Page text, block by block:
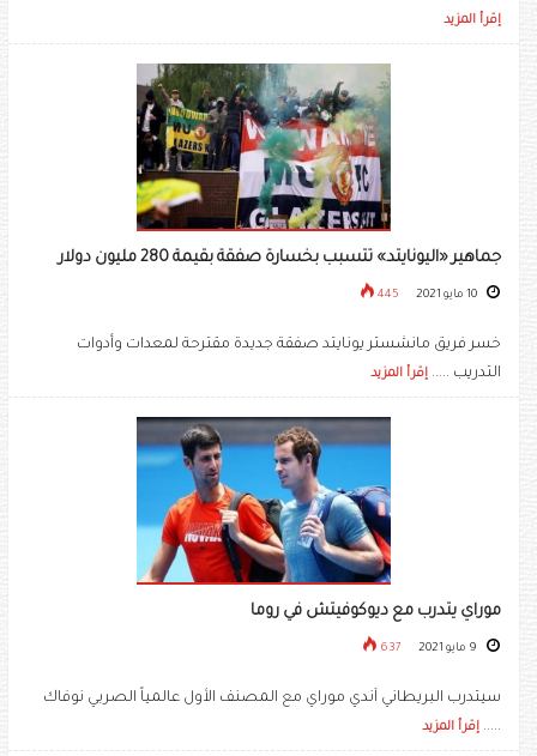
إقرأ المزيد
جماهير «اليونايتد» تتسبب بخسارة صفقة بقيمة 280 مليون دولار
445
خسر فريق مانشستر يونايتد صفقة جديدة مقترحة لمعدات وأدوات
التدريب ..... إقرأ المزيد
موراي يتدرب مع ديوكوفيتش في روما
637
سيتدرب البريطاني آندي موراي مع المصنف الأول عالمياً الصربي نوفاك
..... إقرأ المزيد